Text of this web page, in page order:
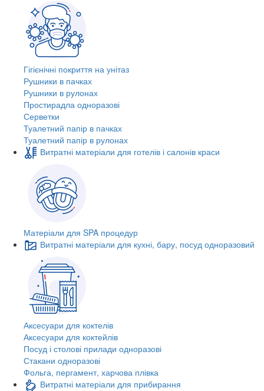
Гігієнічні покриття на унітаз
Рушники в пачках
Рушники в рулонах
Простирадла одноразові
Серветки
Туалетний папір в пачках
Туалетний папір в рулонах
Витратні матеріали для готелів і салонів краси
Матеріали для SPA процедур
Витратні матеріали для кухні, бару, посуд одноразовий
Аксесуари для коктелів
Аксесуари для коктейлів
Посуд і столові прилади одноразові
Стакани одноразові
Фольга, пергамент, харчова плівка
Витратні матеріали для прибирання